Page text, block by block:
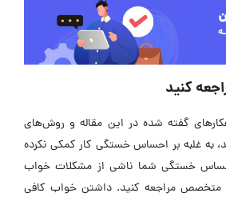
کنید
گفته شده در این مقاله و روش‌های
به غلبه بر احساس خستگی کار کمکی نکرده
خستگی شما ناشی از مشکلات خواب
مراجعه کنید. داشتن خواب کافی